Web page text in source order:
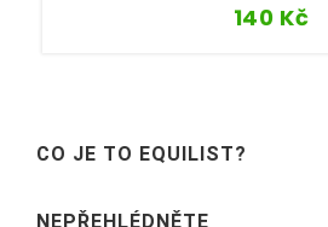
140 Kč
CO JE TO EQUILIST?
NEPŘEHLÉDNĚTE